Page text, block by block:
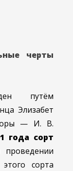
черты
путём
Элизабет
— И. В.
года сорт
сорта